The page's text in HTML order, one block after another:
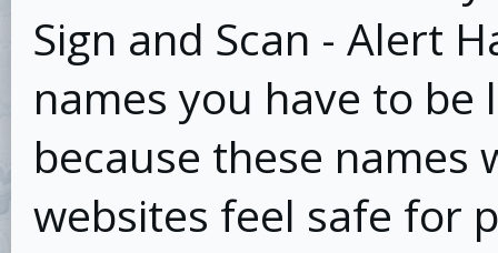
Sign and Scan - Alert
names you have to
because these names
websites feel safe for